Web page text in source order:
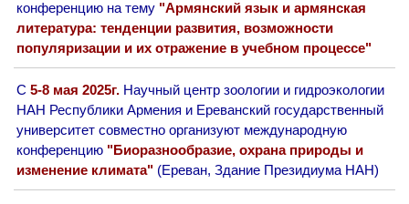
конференцию на тему "Армянский язык и армянская
литература: тенденции развития, возможности
популяризации и их отражение в учебном процессе"
С 5-8 мая 2025г. Научный центр зоологии и гидроэкологии
НАН Республики Армения и Ереванский государственный
университет совместно организуют международную
конференцию "Биоразнообразие, охрана природы и
изменение климата" (Ереван, Здание Президиума НАН)